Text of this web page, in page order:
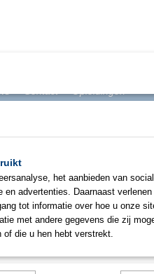
EHBO PBM
Lifepak 500/
het aanbieden van
advertenties. Daarnaast
tot informatie over hoe u onze
met andere gegevens die zij
of die u hen hebt verstrekt.